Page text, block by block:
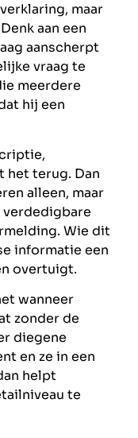
maar
aan een
aanscherpt
vraag te
meerdere
hij een
terug. Dan
alleen, maar
verdedigbare
Wie dit
informatie een
overtuigt.
wanneer
zonder de
diegene
en ze in een
helpt
te